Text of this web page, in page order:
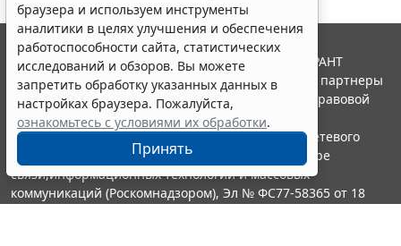
браузера и используем инструменты
аналитики в целях улучшения и обеспечения
работоспособности сайта, статистических
исследований и обзоров. Вы можете
запретить обработку указанных данных в
настройках браузера. Пожалуйста,
ознакомьтесь с условиями их обработки.
Принять
© ООО "НПП "ГАРАНТ-СЕРВИС", 2026. Система ГАРАНТ
выпускается с 1990 года. Компания "Гарант" и ее партнеры
являются участниками Российской ассоциации правовой
информации ГАРАНТ.
Портал ГАРАНТ.РУ зарегистрирован в качестве сетевого
издания Федеральной службой по надзору в сфере
связи,информационных технологий и массовых
коммуникаций (Роскомнадзором), Эл № ФС77-58365 от 18